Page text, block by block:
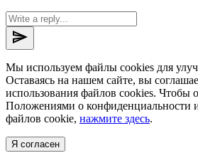
send
Мы используем файлы cookies для
Оставаясь на нашем сайте, вы
использования файлов cookies. Чтобы
Положениями о конфиденциальности
файлов cookie, нажмите здесь.
Я согласен